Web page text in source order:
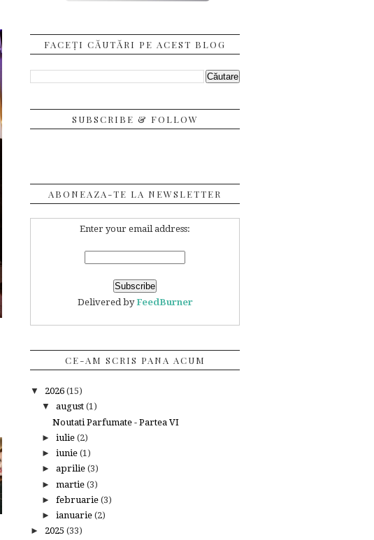
FACEȚI CĂUTĂRI PE ACEST BLOG
SUBSCRIBE & FOLLOW
ABONEAZA-TE LA NEWSLETTER
Enter your email address:
Delivered byFeedBurner
CE-AM SCRIS PANA ACUM
▼ 2026 (15)
▼ august (1)
Noutati Parfumate - Partea VI
► iulie (2)
► iunie (1)
► aprilie (3)
► martie (3)
► februarie (3)
► ianuarie (2)
► 2025 (33)